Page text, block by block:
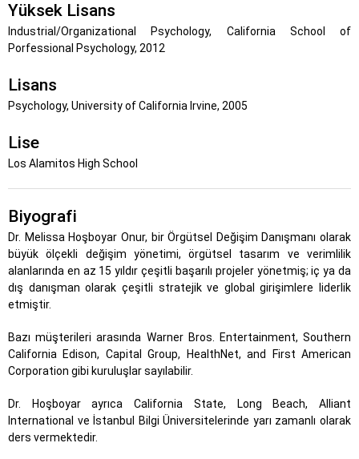
Yüksek Lisans
Industrial/Organizational Psychology, California School of
Porfessional Psychology, 2012
Lisans
Psychology, University of California Irvine, 2005
Lise
Los Alamitos High School
Biyografi
Dr. Melissa Hoşboyar Onur, bir Örgütsel Değişim Danışmanı olarak
büyük ölçekli değişim yönetimi, örgütsel tasarım ve verimlilik
alanlarında en az 15 yıldır çeşitli başarılı projeler yönetmiş; iç ya da
dış danışman olarak çeşitli stratejik ve global girişimlere liderlik
etmiştir.
Bazı müşterileri arasında Warner Bros. Entertainment, Southern
California Edison, Capital Group, HealthNet, and First American
Corporation gibi kuruluşlar sayılabilir.
Dr. Hoşboyar ayrıca California State, Long Beach, Alliant
International ve İstanbul Bilgi Üniversitelerinde yarı zamanlı olarak
ders vermektedir.